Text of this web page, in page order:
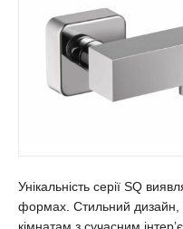
Унікальність серії SQ
формах. Стильний